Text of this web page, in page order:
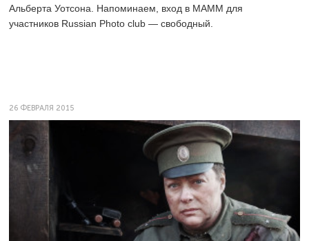
Альберта Уотсона. Напоминаем, вход в МАММ для
участников Russian Photo club — свободный.
26 ФЕВРАЛЯ 2015